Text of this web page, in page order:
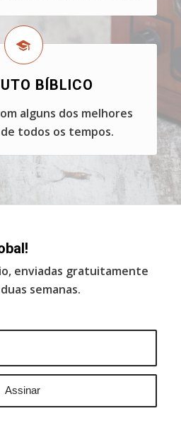
BÍBLICO
alguns dos melhores
todos os tempos.
enviadas gratuitamente
semanas.